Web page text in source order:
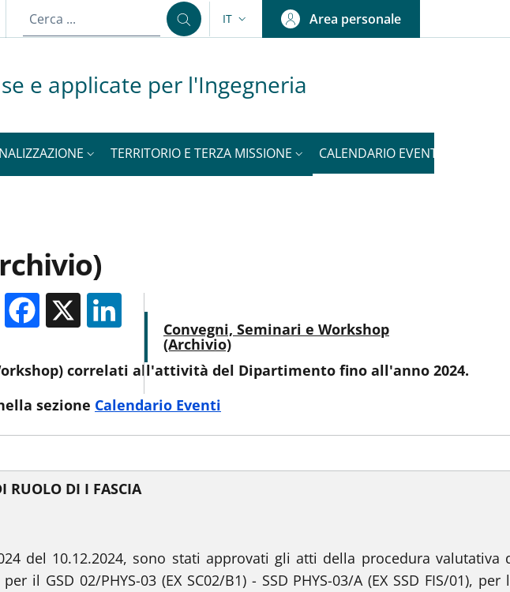
SELETTORE LINGUA: CURRENT LANGUAGE
IT Area personale
e applicate per l'Ingegneria
TERRITORIO E TERZA MISSIONE CALENDARIO EVENTI
Facebook
X LinkedIn
correlati all'attività del Dipartimento fino all'anno 2024.
sezione Calendario Eventi
RUOLO DI I FASCIA
del 10.12.2024, sono stati approvati gli atti della procedura valutativa
GSD 02/PHYS-03 (EX SC02/B1) - SSD PHYS-03/A (EX SSD FIS/01), per
MENU CEV SECOND NAVIGATION
Convegni, Seminari e Workshop
(Archivio)